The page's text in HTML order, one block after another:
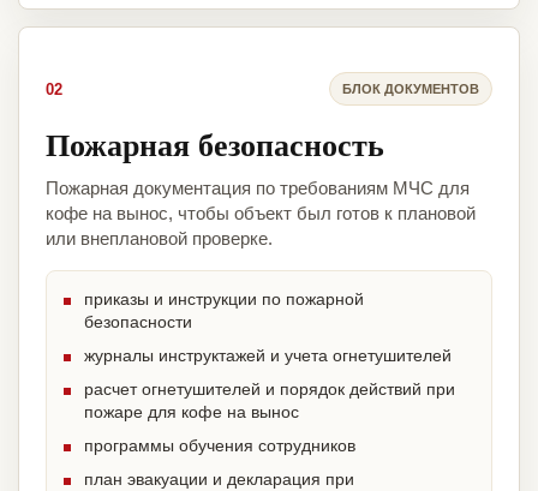
02 БЛОК ДОКУМЕНТОВ
Пожарная безопасность
Пожарная документация по требованиям МЧС для
кофе на вынос, чтобы объект был готов к плановой
или внеплановой проверке.
приказы и инструкции по пожарной
безопасности
журналы инструктажей и учета огнетушителей
расчет огнетушителей и порядок действий при
пожаре для кофе на вынос
программы обучения сотрудников
план эвакуации и декларация при